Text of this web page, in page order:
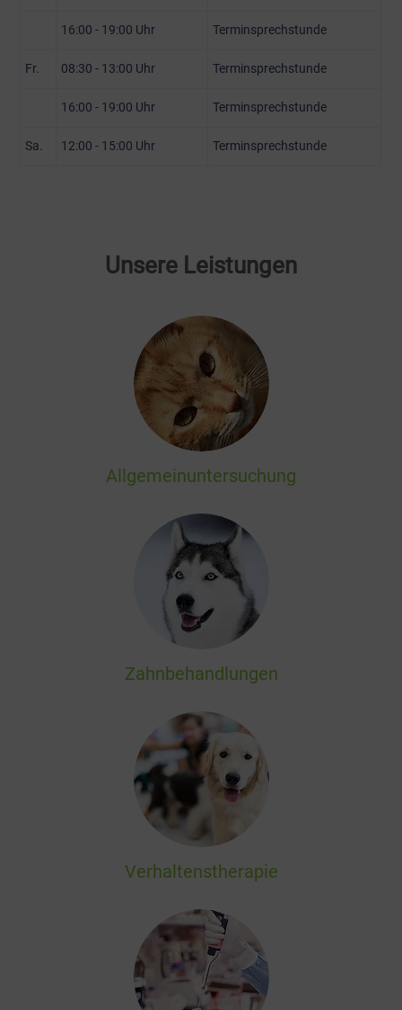
16:00 - 19:00 Uhr Terminsprechstunde
Fr. 08:30 - 13:00 Uhr Terminsprechstunde
16:00 - 19:00 Uhr Terminsprechstunde
Sa. 12:00 - 15:00 Uhr Terminsprechstunde
Unsere Leistungen
Allgemeinuntersuchung
Zahnbehandlungen
Verhaltenstherapie